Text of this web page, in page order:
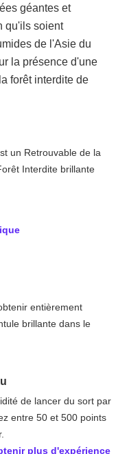
géantes et
qu'ils soient
de l'Asie du
la présence d'une
forêt interdite de
un Retrouvable de la
Interdite brillante
entièrement
brillante dans le
de lancer du sort par
entre 50 et 500 points
plus d'expérience